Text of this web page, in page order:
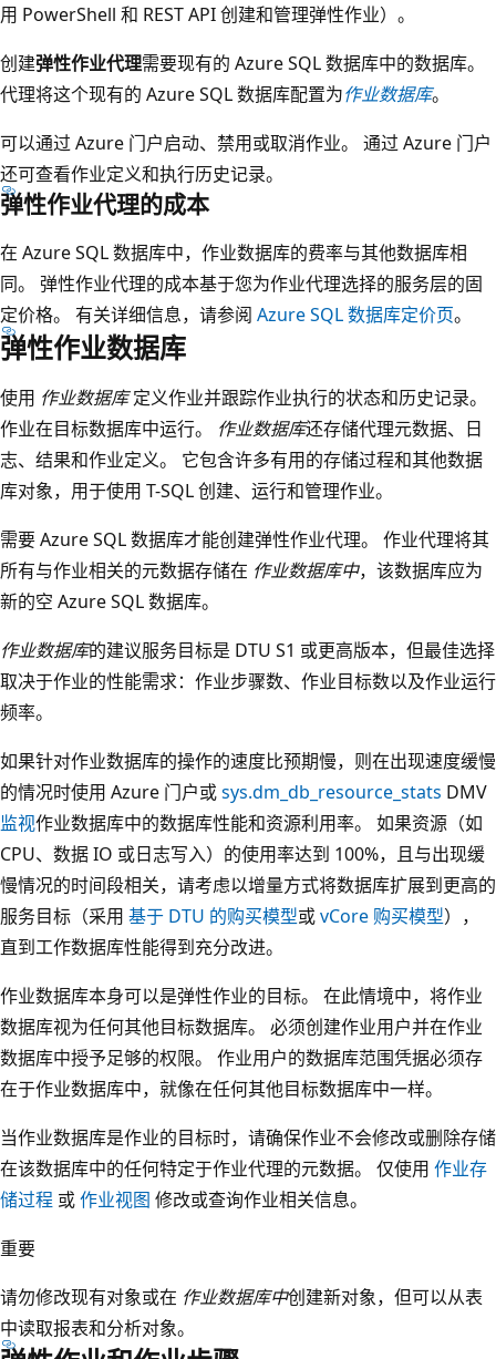
用 PowerShell 和 REST API 创建和管理弹性作业）。
创建弹性作业代理需要现有的 Azure SQL 数据库中的数据库。
代理将这个现有的 Azure SQL 数据库配置为作业数据库。
可以通过 Azure 门户启动、禁用或取消作业。 通过 Azure 门户
还可查看作业定义和执行历史记录。
弹性作业代理的成本
在 Azure SQL 数据库中，作业数据库的费率与其他数据库相
同。 弹性作业代理的成本基于您为作业代理选择的服务层的固
定价格。 有关详细信息，请参阅 Azure SQL 数据库定价页。
弹性作业数据库
使用 作业数据库定义作业并跟踪作业执行的状态和历史记录。
作业在目标数据库中运行。 作业数据库还存储代理元数据、日
志、结果和作业定义。 它包含许多有用的存储过程和其他数据
库对象，用于使用 T-SQL 创建、运行和管理作业。
需要 Azure SQL 数据库才能创建弹性作业代理。 作业代理将其
所有与作业相关的元数据存储在 作业数据库中，该数据库应为
新的空 Azure SQL 数据库。
作业数据库的建议服务目标是 DTU S1 或更高版本，但最佳选择
取决于作业的性能需求：作业步骤数、作业目标数以及作业运行
频率。
如果针对作业数据库的操作的速度比预期慢，则在出现速度缓慢
的情况时使用 Azure 门户或sys.dm_db_resource_stats DMV
监视作业数据库中的数据库性能和资源利用率。 如果资源（如
CPU、数据 IO 或日志写入）的使用率达到 100%，且与出现缓
慢情况的时间段相关，请考虑以增量方式将数据库扩展到更高的
服务目标（采用 基于 DTU 的购买模型或vCore 购买模型），
直到工作数据库性能得到充分改进。
作业数据库本身可以是弹性作业的目标。 在此情境中，将作业
数据库视为任何其他目标数据库。 必须创建作业用户并在作业
数据库中授予足够的权限。 作业用户的数据库范围凭据必须存
在于作业数据库中，就像在任何其他目标数据库中一样。
当作业数据库是作业的目标时，请确保作业不会修改或删除存储
在该数据库中的任何特定于作业代理的元数据。 仅使用 作业存
储过程 或作业视图 修改或查询作业相关信息。
重要
请勿修改现有对象或在 作业数据库中创建新对象，但可以从表
中读取报表和分析对象。